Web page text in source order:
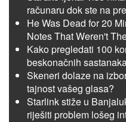
računaru dok ste na
He Was Dead for 20
Notes That Weren't
Kako pregledati 100
beskonačnih
Skeneri dolaze na
tajnost vašeg glasa?
Starlink stiže u
riješiti problem lošeg